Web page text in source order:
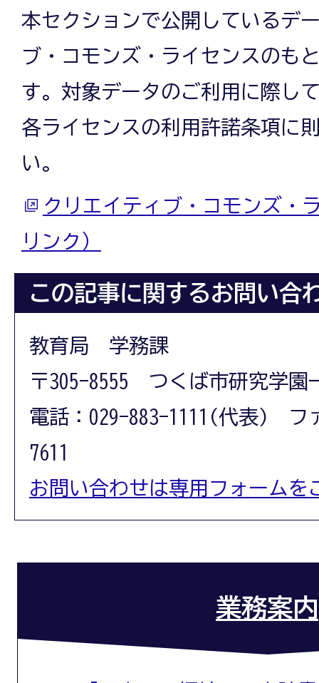
本セクションで公開しているデ
ブ・コモンズ・ライセンスのも
す。対象データのご利用に際し
各ライセンスの利用許諾条項に
い。
クリエイティブ・コモンズ・
リンク）
この記事に関するお問い合
教育局 学務課
〒305-8555 つくば市研究学園
電話：029-883-1111(代表) フ
7611
お問い合わせは専用フォームを
業務案内